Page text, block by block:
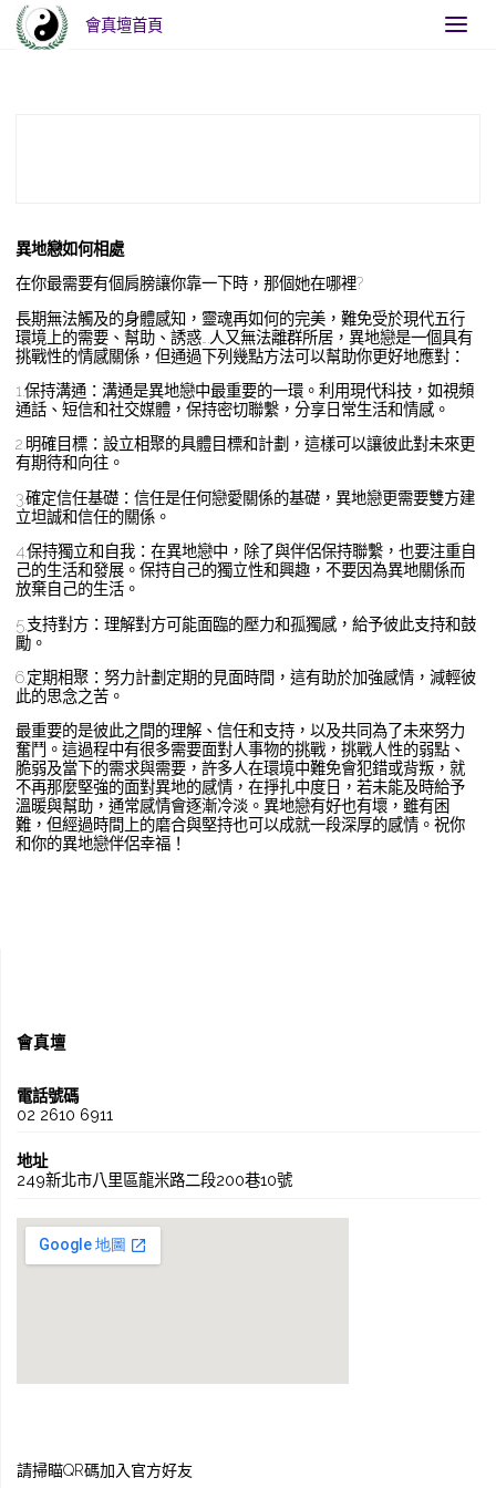
會真壇首頁
異地戀如何相處
在你最需要有個肩膀讓你靠一下時，那個她在哪裡?
長期無法觸及的身體感知，靈魂再如何的完美，難免受於現代五行
環境上的需要、幫助、誘惑….人又無法離群所居，異地戀是一個具有
挑戰性的情感關係，但通過下列幾點方法可以幫助你更好地應對：
1.保持溝通：溝通是異地戀中最重要的一環。利用現代科技，如視頻
通話、短信和社交媒體，保持密切聯繫，分享日常生活和情感。
2.明確目標：設立相聚的具體目標和計劃，這樣可以讓彼此對未來更
有期待和向往。
3.確定信任基礎：信任是任何戀愛關係的基礎，異地戀更需要雙方建
立坦誠和信任的關係。
4.保持獨立和自我：在異地戀中，除了與伴侶保持聯繫，也要注重自
己的生活和發展。保持自己的獨立性和興趣，不要因為異地關係而
放棄自己的生活。
5.支持對方：理解對方可能面臨的壓力和孤獨感，給予彼此支持和鼓
勵。
6.定期相聚：努力計劃定期的見面時間，這有助於加強感情，減輕彼
此的思念之苦。
最重要的是彼此之間的理解、信任和支持，以及共同為了未來努力
奮鬥。這過程中有很多需要面對人事物的挑戰，挑戰人性的弱點、
脆弱及當下的需求與需要，許多人在環境中難免會犯錯或背叛，就
不再那麼堅強的面對異地的感情，在掙扎中度日，若未能及時給予
溫暖與幫助，通常感情會逐漸冷淡。異地戀有好也有壞，雖有困
難，但經過時間上的磨合與堅持也可以成就一段深厚的感情。祝你
和你的異地戀伴侶幸福！
會真壇
電話號碼
02 2610 6911
地址
249新北市八里區龍米路二段200巷10號
請掃瞄QR碼加入官方好友